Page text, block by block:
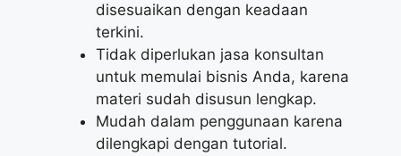
disesuaikan dengan keadaan
terkini.
Tidak diperlukan jasa konsultan
untuk memulai bisnis Anda, karena
materi sudah disusun lengkap.
Mudah dalam penggunaan karena
dilengkapi dengan tutorial.